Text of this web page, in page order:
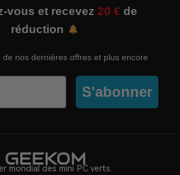
vous et recevez 20 € de
réduction
de nos dernières offres et plus encore
S'abonner
mondial des mini PC verts.